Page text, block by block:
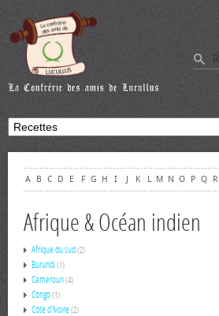
A B C D E F G H I J K L M N O P Q R
Afrique & Océan indien
Afrique du sud (2)
Burundi(1)
Cameroun(4)
Congo(1)
Côte d'Ivoire(2)